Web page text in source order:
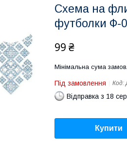
Схема на
футболки Ф-
99 ₴
Мінімальна сума
Під замовлення Код:
Відправка з 18
Купити